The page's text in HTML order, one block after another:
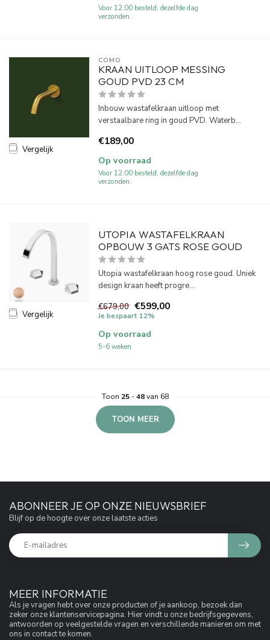
Voor 12:00 besteld, dezelfde dag
verzonden.
Vergelijk
COMO
KRAAN UITLOOP MESSING
GOUD PVD 23 CM
Inbouw wastafelkraan uitloop met
verstaalbare ring in goud PVD. Waterb...
€189,00
Op voorraad
Voor 12:00 besteld, dezelfde dag
verzonden.
Vergelijk
UTOPIA WASTAFELKRAAN
OPBOUW 3 GATS ROSE GOUD
Utopia wastafelkraan hoog rose goud. Uniek
design kraan heeft progre...
€679,00 €599,00
Je bespaart 12%
Op voorraad
5-6 weken
Toon 25-48van 68
TOON MEER
MEER INFORMATIE
Als je vragen hebt over onze producten of je aankoop, bezoek dan
zeker onze klantenservicepagina. Hier vindt u onze bedrijfsgegevens,
antwoorden op veelgestelde vragen en verschillende manieren om met
ons in contact te komen.
ABONNEER JE OP ONZE NIEUWSBRIEF
Blijf op de hoogte over onze laatste acties